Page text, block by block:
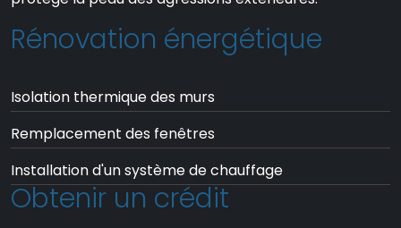
Rénovation énergétique
Isolation thermique des murs
Remplacement des fenêtres
Installation d'un système de chauffage
Obtenir un crédit